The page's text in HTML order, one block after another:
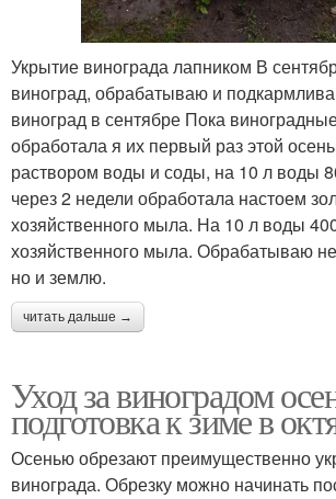
Укрытие винограда лапником В
виноград, обрабатываю и
виноград в сентябре Пока
обработала я их первый раз этой
раствором воды и соды, на 10 л воды
через 2 недели обработала настоем
хозяйственного мыла. На 10 л воды
хозяйственного мыла. Обрабатываю
но и землю.
читать дальше →
Уход за виноградом
подготовка к зиме в
Осенью обрезают преимущественно
винограда. Обрезку можно начинать